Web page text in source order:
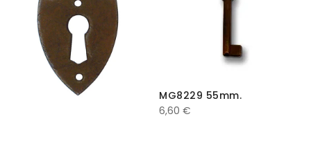
MG8229 55mm.
6,60 €